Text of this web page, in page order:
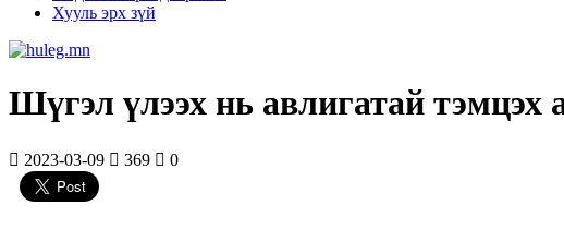
Хууль эрх зүй
Шүгэл үлээх нь авлигатай
2023-03-09 369 0